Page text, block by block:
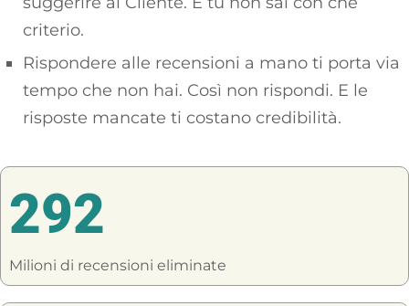
criterio.
Rispondere alle recensioni a mano ti porta via
tempo che non hai. Così non rispondi. E le
risposte mancate ti costano credibilità.
292
Milioni di recensioni eliminate